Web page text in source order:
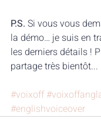
P.S. Si vous vous
la démo… je suis en
les derniers détails !
partage très bientôt...
#voixoff
#englishvoiceover